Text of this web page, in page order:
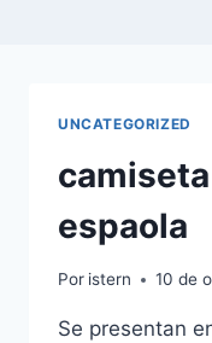
UNCATEGORIZED
espaola
Por istern 10 de
Se presentan